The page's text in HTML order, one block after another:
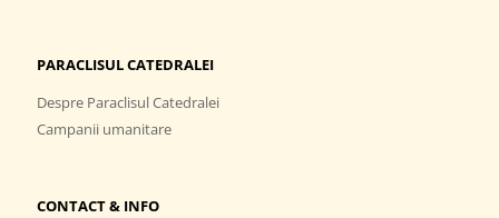
PARACLISUL CATEDRALEI
Despre Paraclisul Catedralei
Campanii umanitare
CONTACT & INFO